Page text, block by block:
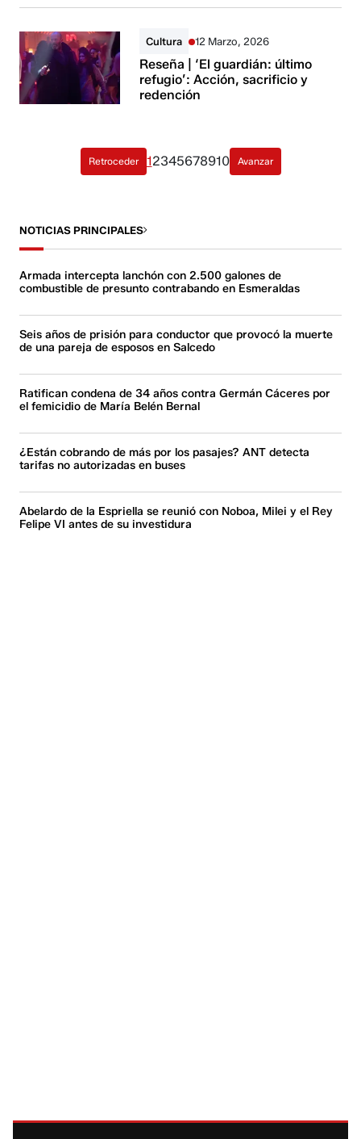
Cultura 12 Marzo, 2026
Reseña | ‘El guardián: último
refugio’: Acción, sacrificio y
redención
Retroceder 12345678910 Avanzar
NOTICIAS PRINCIPALES
Armada intercepta lanchón con 2.500 galones de
combustible de presunto contrabando en Esmeraldas
Seis años de prisión para conductor que provocó la muerte
de una pareja de esposos en Salcedo
Ratifican condena de 34 años contra Germán Cáceres por
el femicidio de María Belén Bernal
¿Están cobrando de más por los pasajes? ANT detecta
tarifas no autorizadas en buses
Abelardo de la Espriella se reunió con Noboa, Milei y el Rey
Felipe VI antes de su investidura